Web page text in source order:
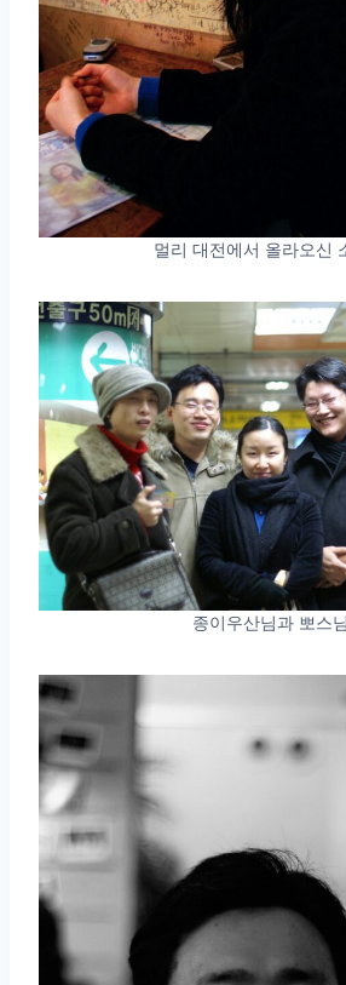
멀리 대전에서 올라오신
종이우산님과 뽀스님